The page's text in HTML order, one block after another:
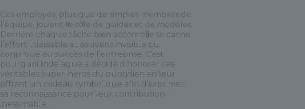
Ces employés, plus que de simples membres de
l’équipe, jouent le rôle de guides et de modèles.
Derrière chaque tâche bien accomplie se cache
l’effort inlassable et souvent invisible qui
contribue au succès de l’entreprise. C’est
pourquoi Indelague a décidé d’honorer ces
véritables super-héros du quotidien en leur
offrant un cadeau symbolique afin d’exprimer
sa reconnaissance pour leur contribution
inestimable.